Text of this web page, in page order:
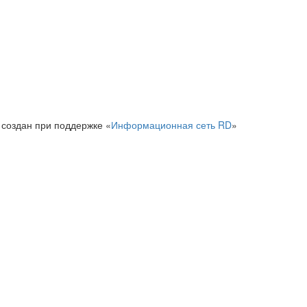
при поддержке «Информационная сеть RD»